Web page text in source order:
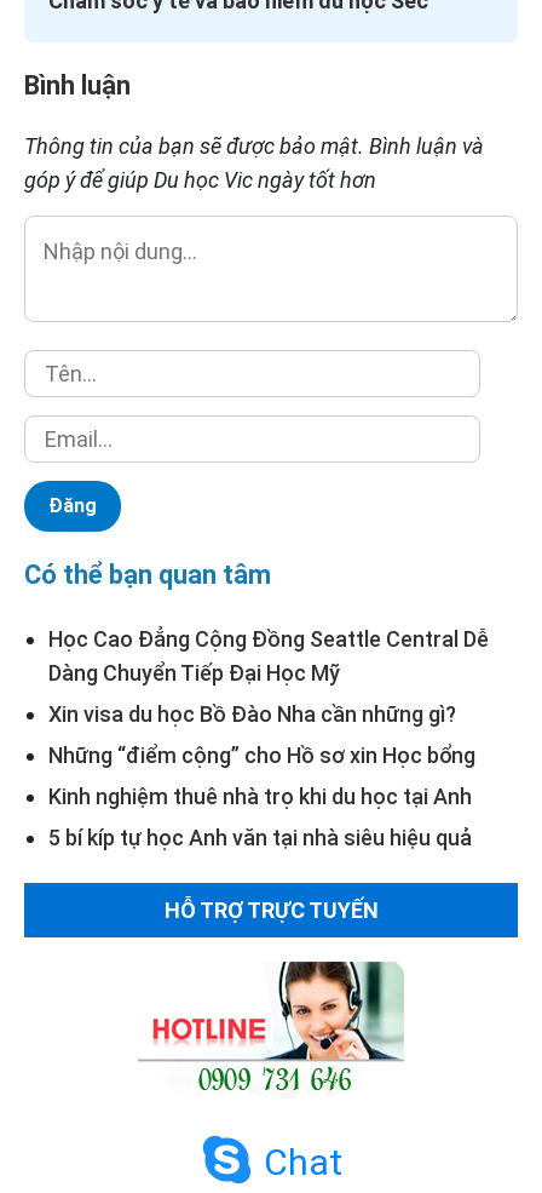
Bình luận
Thông tin của bạn sẽ được bảo mật. Bình luận và
góp ý để giúp Du học Vic ngày tốt hơn
Có thể bạn quan tâm
Học Cao Đẳng Cộng Đồng Seattle Central Dễ
Dàng Chuyển Tiếp Đại Học Mỹ
Xin visa du học Bồ Đào Nha cần những gì?
Những “điểm cộng” cho Hồ sơ xin Học bổng
Kinh nghiệm thuê nhà trọ khi du học tại Anh
5 bí kíp tự học Anh văn tại nhà siêu hiệu quả
HỖ TRỢ TRỰC TUYẾN
Chat